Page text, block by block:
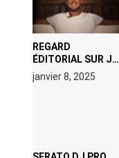
REGARD
ÉDITORIAL SUR JE
M’APPELLE TIM
(NETFLIX) : AVICII,
janvier 8, 2025